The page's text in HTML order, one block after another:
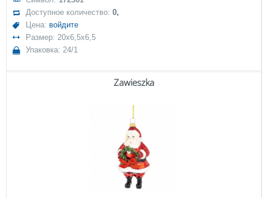
Доступное количество:0,
Цена: войдите
Размер: 20x6,5x6,5
Упаковка: 24/1
Zawieszka